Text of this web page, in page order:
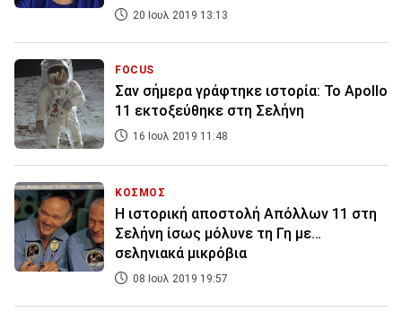
20 Ιουλ 2019 13:13
FOCUS
Σαν σήμερα γράφτηκε ιστορία: Το Apollo
11 εκτοξεύθηκε στη Σελήνη
16 Ιουλ 2019 11:48
ΚΟΣΜΟΣ
Η ιστορική αποστολή Απόλλων 11 στη
Σελήνη ίσως μόλυνε τη Γη με…
σεληνιακά μικρόβια
08 Ιουλ 2019 19:57